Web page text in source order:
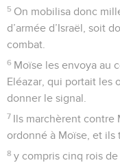
5 On mobilisa donc
d’armée d’Israël, soit
combat.
6 Moïse les envoya au
Eléazar, qui portait les
donner le signal.
7 Ils marchèrent contre
ordonné à Moïse, et ils
8 y compris cinq rois